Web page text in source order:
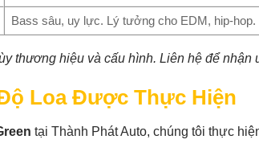
Bass sâu, uy lực. Lý tưởng cho EDM, hip-hop.
thương hiệu và cấu hình. Liên hệ để nhận
Loa Được Thực Hiện
tại Thành Phát Auto, chúng tôi thực